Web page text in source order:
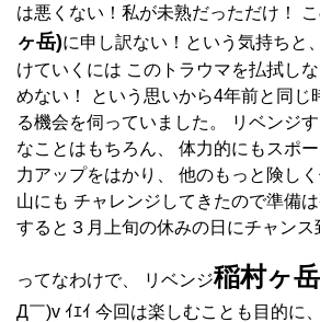
は悪くない！私が未熟だっただけ！
ヶ岳)に申し訳ない！という気持ちと
けていくには このトラウマを払拭し
めない！ という思いから4年前と同じ
る機会を伺っていました。 リベンジ
なことはもちろん、 体力的にもスポ
力アップをはかり、 他のもっと険し
山にも チャレンジしてきたので準備
すると３月上旬の休みの日にチャンス
ってなわけで、 リベンジ稲村ヶ岳
Д￣)v ｲｴｲ 今回は楽しむことも目的に、